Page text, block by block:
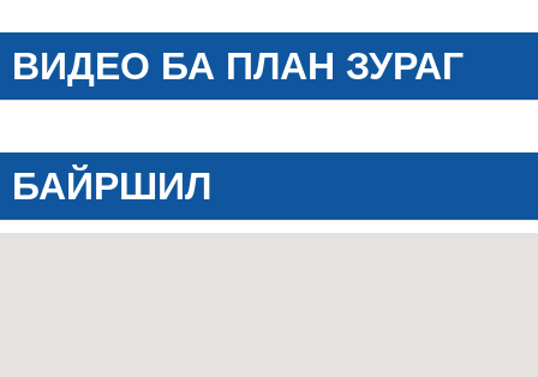
ВИДЕО БА ПЛАН ЗУРАГ
БАЙРШИЛ